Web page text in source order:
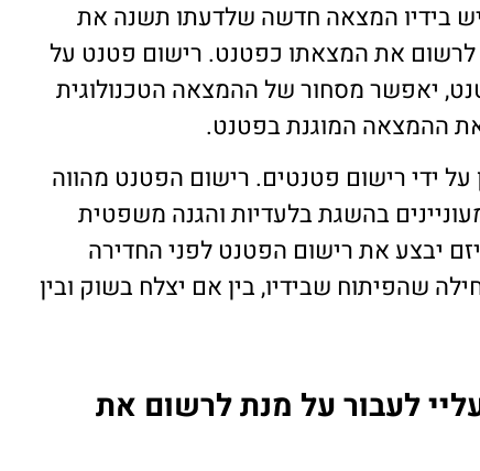
בידיו המצאה חדשה שלדעתו תשנה את
את המצאתו כפטנט. רישום פטנט על
יאפשר מסחור של ההמצאה הטכנולוגית
ההמצאה המוגנת בפטנט.
על ידי רישום פטנטים. רישום הפטנט מהווה
בהשגת בלעדיות והגנה משפטית
יבצע את רישום הפטנט לפני החדירה
שהפיתוח שבידיו, בין אם יצלח בשוק ובין
לעבור על מנת לרשום את